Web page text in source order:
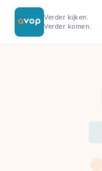
Verder kijken.
Verder komen.